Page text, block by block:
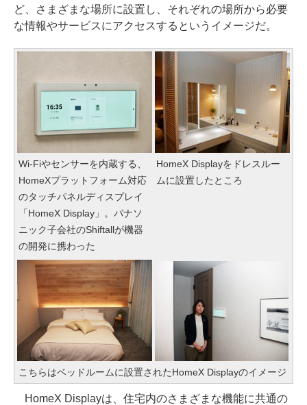
ど、さまざまな場所に設置し、それぞれの場所から必要
な情報やサービスにアクセスするというイメージだ。
Wi-Fiやセンサーを内蔵する、
HomeXプラットフォーム対応
のタッチパネルディスプレイ
「HomeX Display」。パナソ
ニック子会社のShiftallが機器
の開発に携わった
HomeX Displayをドレスルー
ムに設置したところ
こちらはベッドルームに設置されたHomeX Displayのイメージ
HomeX Displayは、住宅内のさまざまな機能に共通の